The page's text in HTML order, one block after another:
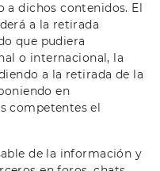
a dichos contenidos. El
a la retirada
que pudiera
o internacional, la
a la retirada de la
en
competentes el
de la información y